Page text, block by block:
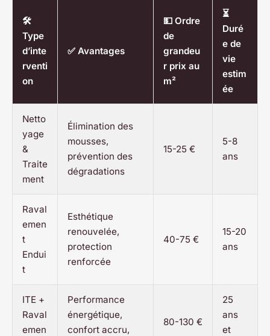
🛠️
Type
d’inte
rventi
on
✅ Avantages
💵 Ordre
de
grandeu
r prix au
m²
⏳
Duré
e de
vie
estim
ée
Netto
yage
&
Traite
ment
Élimination des
mousses,
prévention des
dégradations
15-25 €
5-8
ans
Raval
emen
t
Endui
t
Esthétique
renouvelée,
protection
renforcée
40-75 €
15-20
ans
ITE +
Raval
emen
Performance
énergétique,
confort accru,
80-130 €
25
ans
et